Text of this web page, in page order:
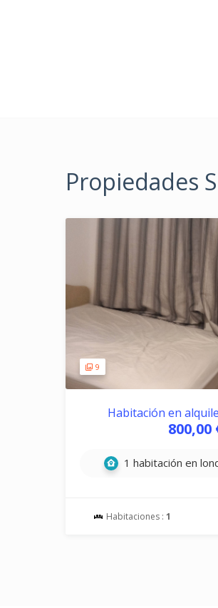
Propiedades
9
Habitación en
800,00
1 habitación en
Habitaciones : 1